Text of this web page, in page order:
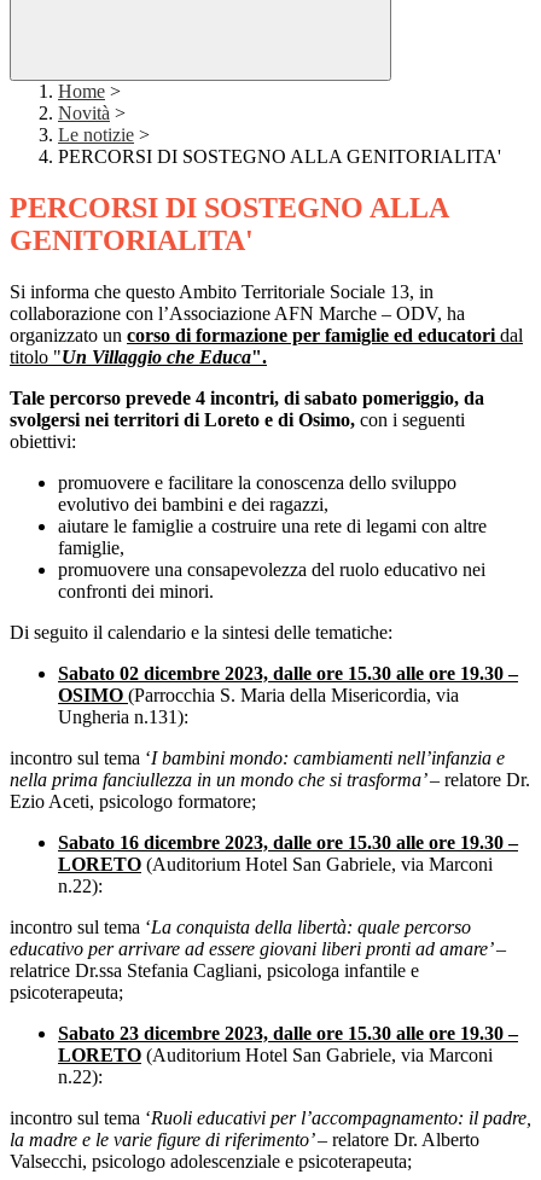
Home >
Novità >
Le notizie >
PERCORSI DI SOSTEGNO ALLA GENITORIALITA'
PERCORSI DI SOSTEGNO ALLA
GENITORIALITA'
Si informa che questo Ambito Territoriale Sociale 13, in
collaborazione con l’Associazione AFN Marche – ODV, ha
organizzato un corso di formazione per famiglie ed educatori dal
titolo "Un Villaggio che Educa".
Tale percorso prevede 4 incontri, di sabato pomeriggio, da
svolgersi nei territori di Loreto e di Osimo, con i seguenti
obiettivi:
promuovere e facilitare la conoscenza dello sviluppo
evolutivo dei bambini e dei ragazzi,
aiutare le famiglie a costruire una rete di legami con altre
famiglie,
promuovere una consapevolezza del ruolo educativo nei
confronti dei minori.
Di seguito il calendario e la sintesi delle tematiche:
Sabato 02 dicembre 2023, dalle ore 15.30 alle ore 19.30 –
OSIMO (Parrocchia S. Maria della Misericordia, via
Ungheria n.131):
incontro sul tema ‘I bambini mondo: cambiamenti nell’infanzia e
nella prima fanciullezza in un mondo che si trasforma’ – relatore Dr.
Ezio Aceti, psicologo formatore;
Sabato 16 dicembre 2023, dalle ore 15.30 alle ore 19.30 –
LORETO (Auditorium Hotel San Gabriele, via Marconi
n.22):
incontro sul tema ‘La conquista della libertà: quale percorso
educativo per arrivare ad essere giovani liberi pronti ad amare’ –
relatrice Dr.ssa Stefania Cagliani, psicologa infantile e
psicoterapeuta;
Sabato 23 dicembre 2023, dalle ore 15.30 alle ore 19.30 –
LORETO (Auditorium Hotel San Gabriele, via Marconi
n.22):
incontro sul tema ‘Ruoli educativi per l’accompagnamento: il padre,
la madre e le varie figure di riferimento’ – relatore Dr. Alberto
Valsecchi, psicologo adolescenziale e psicoterapeuta;